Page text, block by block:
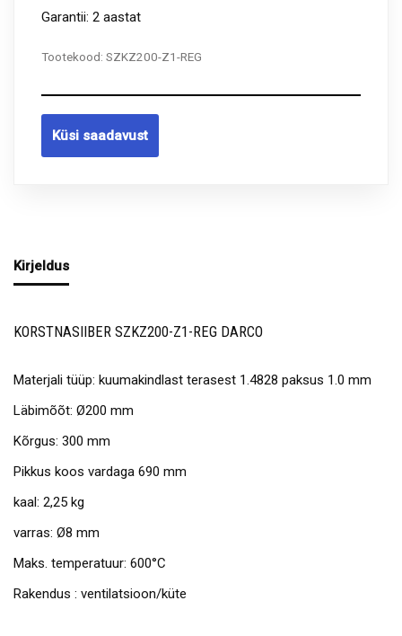
Garantii: 2 aastat
Tootekood: SZKZ200-Z1-REG
Küsi saadavust
Kirjeldus
KORSTNASIIBER SZKZ200-Z1-REG DARCO
Materjali tüüp: kuumakindlast terasest 1.4828 paksus 1.0 mm
Läbimõõt: Ø200 mm
Kõrgus: 300 mm
Pikkus koos vardaga 690 mm
kaal: 2,25 kg
varras: Ø8 mm
Maks. temperatuur: 600°C
Rakendus : ventilatsioon/küte